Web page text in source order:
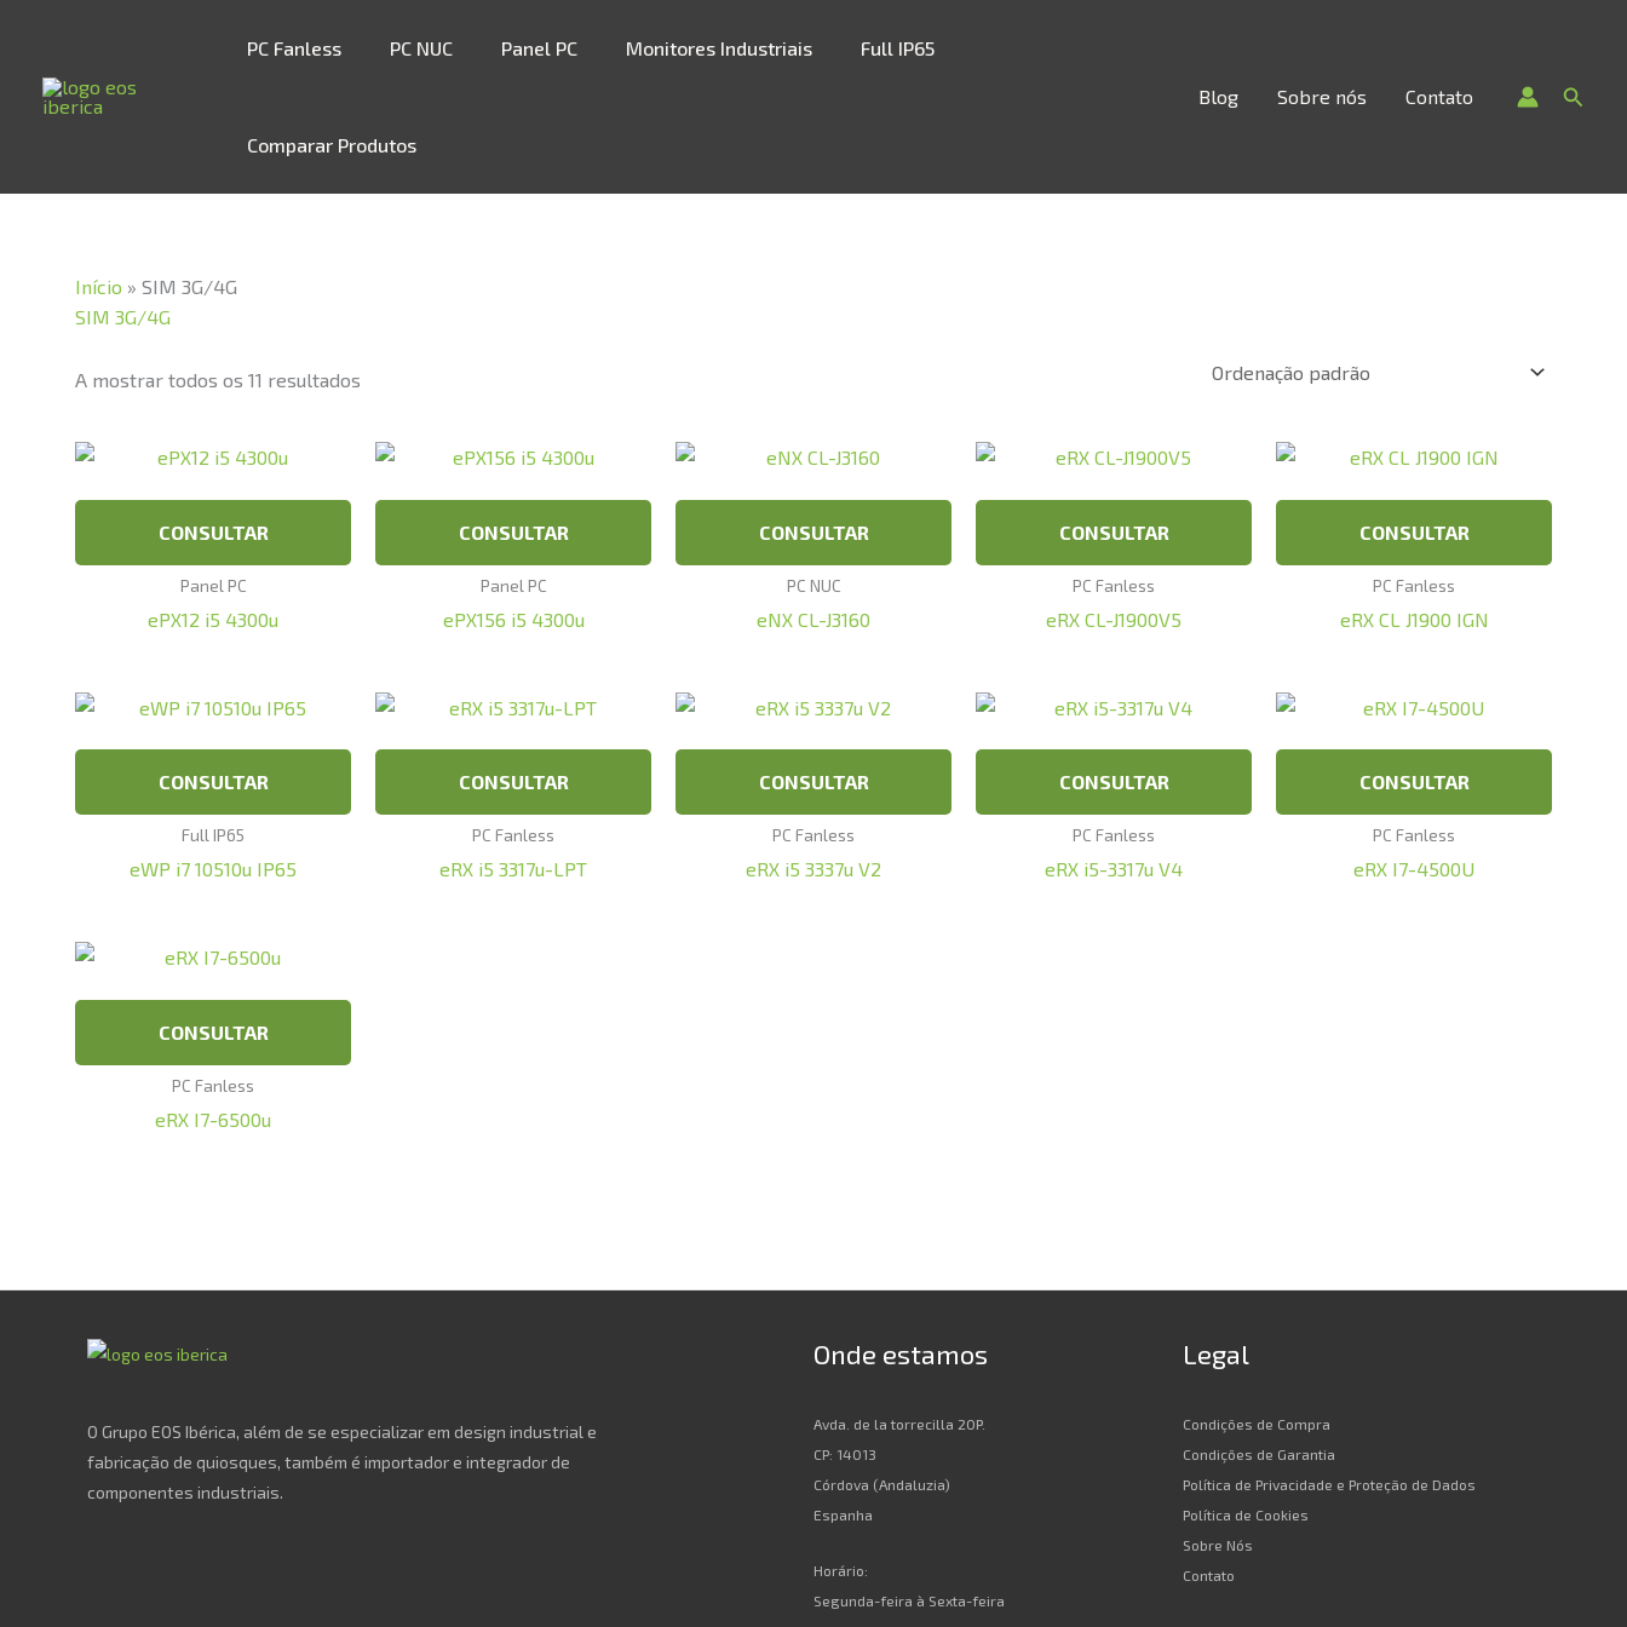
content
PC Fanless PC NUC Panel PC Monitores Industriais Full IP65
Comparar Produtos
Blog Sobre nós Contato
Início » SIM 3G/4G
SIM 3G/4G
A mostrar todos os 11 resultados
CONSULTAR
Panel PC
ePX12 i5 4300u
CONSULTAR
Panel PC
ePX156 i5 4300u
CONSULTAR
PC NUC
eNX CL-J3160
CONSULTAR
PC Fanless
eRX CL-J1900V5
CONSULTAR
PC Fanless
eRX CL J1900 IGN
CONSULTAR
Full IP65
eWP i7 10510u IP65
CONSULTAR
PC Fanless
eRX i5 3317u-LPT
CONSULTAR
PC Fanless
eRX i5 3337u V2
CONSULTAR
PC Fanless
eRX i5-3317u V4
CONSULTAR
PC Fanless
eRX I7-4500U
CONSULTAR
PC Fanless
eRX I7-6500u
O Grupo EOS Ibérica, além de se especializar em design industrial e
fabricação de quiosques, também é importador e integrador de
componentes industriais.
Onde estamos
Avda. de la torrecilla 20P.
CP: 14013
Córdova (Andaluzia)
Espanha
Horário:
Segunda-feira à Sexta-feira
Legal
Condições de Compra
Condições de Garantia
Política de Privacidade e Proteção de Dados
Política de Cookies
Sobre Nós
Contato